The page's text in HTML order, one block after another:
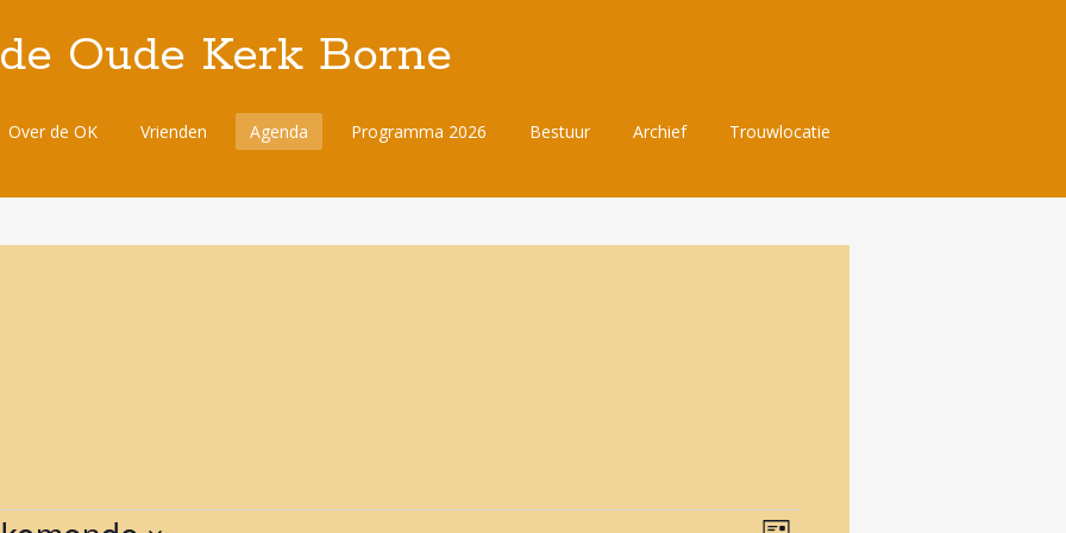
Oude Kerk Borne
Over de OK Vrienden Agenda Programma 2026 Bestuur Archief Trouwlocatie